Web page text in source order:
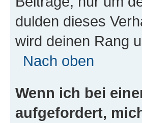
dulden dieses
wird deinen Rang
Nach oben
Wenn ich bei
aufgefordert,